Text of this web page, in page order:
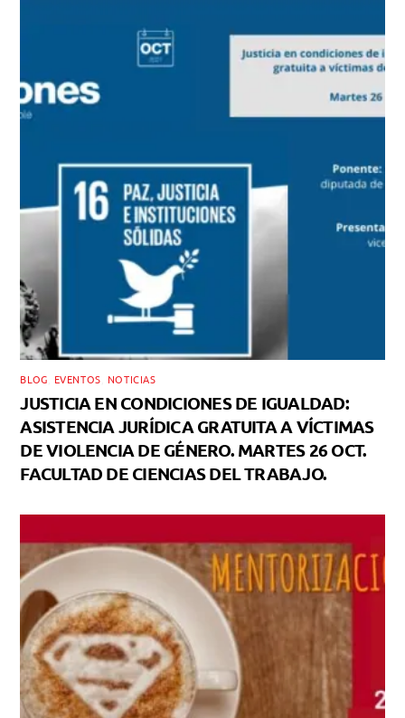
BLOG EVENTOS NOTICIAS
JUSTICIA EN CONDICIONES DE IGUALDAD:
ASISTENCIA JURÍDICA GRATUITA A VÍCTIMAS
DE VIOLENCIA DE GÉNERO. MARTES 26 OCT.
FACULTAD DE CIENCIAS DEL TRABAJO.